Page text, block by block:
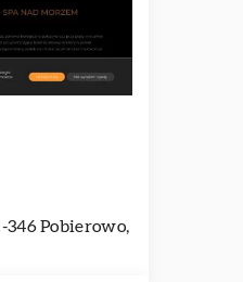
346 Pobierowo,